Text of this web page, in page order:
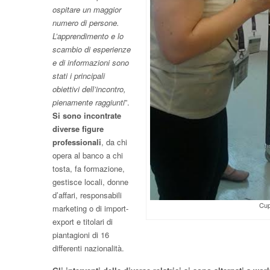
ospitare un maggior
numero di persone.
L’apprendimento e lo
scambio di esperienze
e di informazioni sono
stati i principali
obiettivi dell’incontro,
pienamente raggiunti”.
Si sono incontrate
diverse figure
professionali, da chi
opera al banco a chi
tosta, fa formazione,
gestisce locali, donne
d’affari, responsabili
marketing o di import-
export e titolari di
piantagioni di 16
differenti nazionalità.